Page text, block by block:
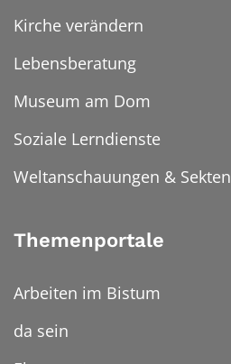
Kirche verändern
Lebensberatung
Museum am Dom
Soziale Lerndienste
Weltanschauungen & Sekten
Themenportale
Arbeiten im Bistum
da sein